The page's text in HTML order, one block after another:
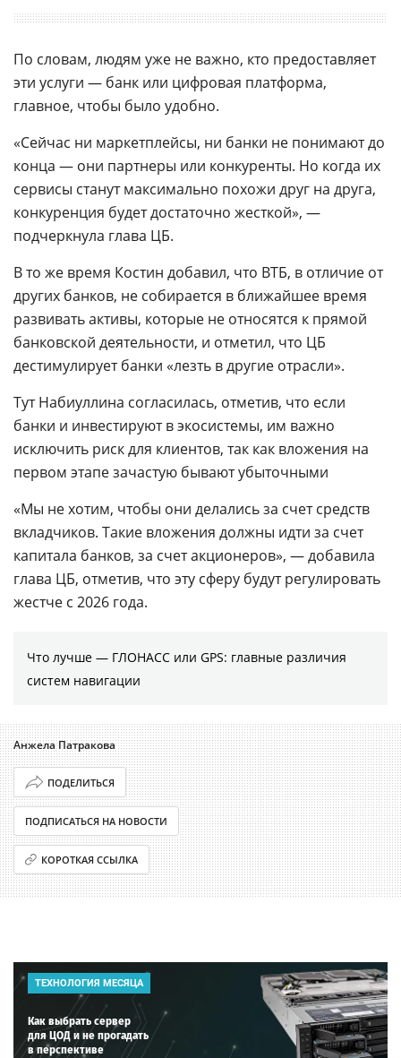
По словам, людям уже не важно, кто предоставляет
эти услуги — банк или цифровая платформа,
главное, чтобы было удобно.
«Сейчас ни маркетплейсы, ни банки не понимают до
конца — они партнеры или конкуренты. Но когда их
сервисы станут максимально похожи друг на друга,
конкуренция будет достаточно жесткой», —
подчеркнула глава ЦБ.
В то же время Костин добавил, что ВТБ, в отличие от
других банков, не собирается в ближайшее время
развивать активы, которые не относятся к прямой
банковской деятельности, и отметил, что ЦБ
дестимулирует банки «лезть в другие отрасли».
Тут Набиуллина согласилась, отметив, что если
банки и инвестируют в экосистемы, им важно
исключить риск для клиентов, так как вложения на
первом этапе зачастую бывают убыточными
«Мы не хотим, чтобы они делались за счет средств
вкладчиков. Такие вложения должны идти за счет
капитала банков, за счет акционеров», — добавила
глава ЦБ, отметив, что эту сферу будут регулировать
жестче с 2026 года.
Что лучше — ГЛОНАСС или GPS: главные различия
систем навигации
Анжела Патракова
ПОДЕЛИТЬСЯ
ПОДПИСАТЬСЯ НА НОВОСТИ
КОРОТКАЯ ССЫЛКА
ТЕХНОЛОГИЯ МЕСЯЦА
Как выбрать сервер
для ЦОД и не прогадать
в перспективе